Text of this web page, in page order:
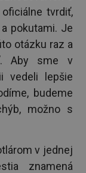
tvrdiť,
pokutami. Je
otázku raz a
Aby sme v
vedeli lepšie
budeme
možno s
v jednej
znamená